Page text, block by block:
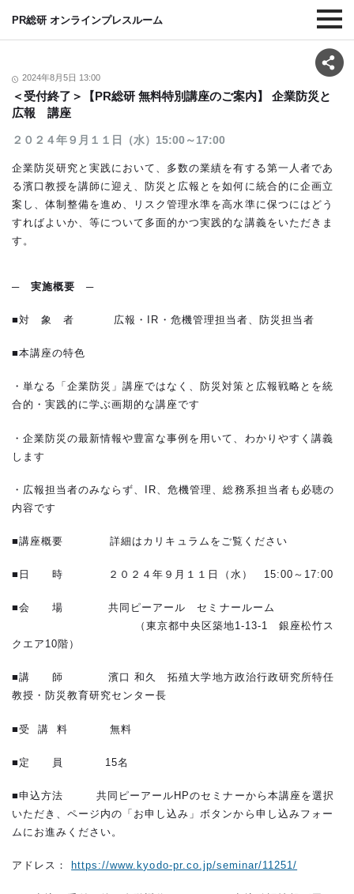
PR総研 オンラインプレスルーム
2024年8月5日 13:00
＜受付終了＞【PR総研 無料特別講座のご案内】 企業防災と
広報 講座
２０２４年９月１１日（水）15:00～17:00
企業防災研究と実践において、多数の業績を有する第一人者であ
る濱口教授を講師に迎え、防災と広報とを如何に統合的に企画立
案し、体制整備を進め、リスク管理水準を高水準に保つにはどう
すればよいか、等について多面的かつ実践的な講義をいただきま
す。
─実施概要 ─
■対 象 者 広報・IR・危機管理担当者、防災担当者
■本講座の特色
・単なる「企業防災」講座ではなく、防災対策と広報戦略とを統
合的・実践的に学ぶ画期的な講座です
・企業防災の最新情報や豊富な事例を用いて、わかりやすく講義
します
・広報担当者のみならず、IR、危機管理、総務系担当者も必聴の
内容です
■講座概要 詳細はカリキュラムをご覧ください
■日 時 ２０２４年９月１１日（水） 15:00～17:00
■会 場 共同ピーアール セミナールーム
（東京都中央区築地1-13-1 銀座松竹ス
クエア10階）
■講 師 濱口 和久 拓殖大学地方政治行政研究所特任
教授・防災教育研究センター長
■受 講 料 無料
■定 員 15名
■申込方法 共同ピーアールHPのセミナーから本講座を選択
いただき、ページ内の「お申し込み」ボタンから申し込みフォー
ムにお進みください。
アドレス： https://www.kyodo-pr.co.jp/seminar/11251/